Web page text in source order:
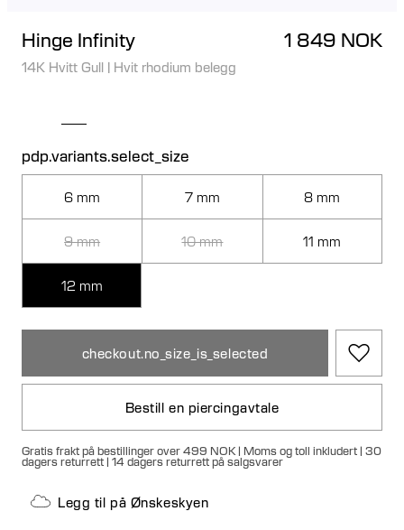
Hinge Infinity 1 849 NOK
14K Hvitt Gull | Hvit rhodium belegg
pdp.variants.select_size
6 mm 7 mm 8 mm
9 mm 10 mm 11 mm
12 mm
checkout.no_size_is_selected
Bestill en piercingavtale
Gratis frakt på bestillinger over 499 NOK | Moms og toll inkludert | 30
dagers returrett | 14 dagers returrett på salgsvarer
Legg til på Ønskeskyen